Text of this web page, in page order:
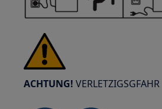
ACHTUNG! VERLETZIGSGFAHR